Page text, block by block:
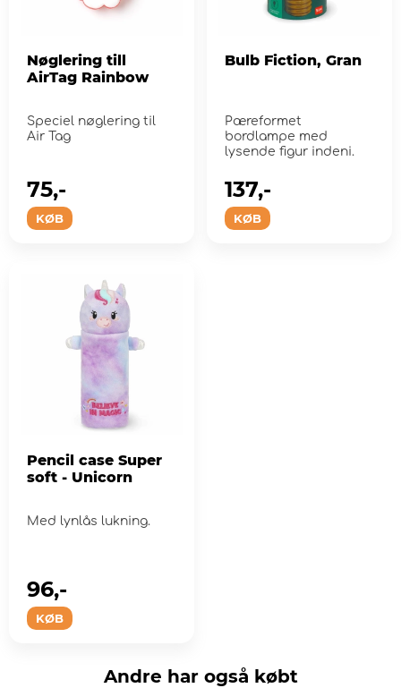
Nøglering till
AirTag Rainbow
Speciel nøglering til
Air Tag
KØB
75,-
Bulb Fiction, Gran
Pæreformet
bordlampe med
lysende figur indeni.
KØB
137,-
Pencil case Super
soft - Unicorn
Med lynlås lukning.
KØB
96,-
Andre har også købt